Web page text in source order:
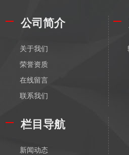
公司简介
关于我们
荣誉资质
在线留言
联系我们
栏目导航
新闻动态